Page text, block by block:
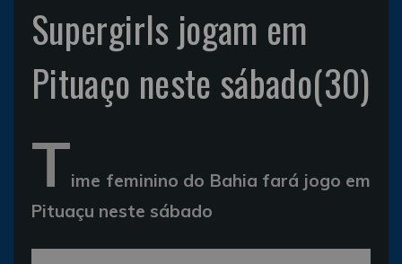
Supergirls jogam em
Pituaço neste sábado(30)
Time feminino do Bahia fará jogo em
Pituaçu neste sábado